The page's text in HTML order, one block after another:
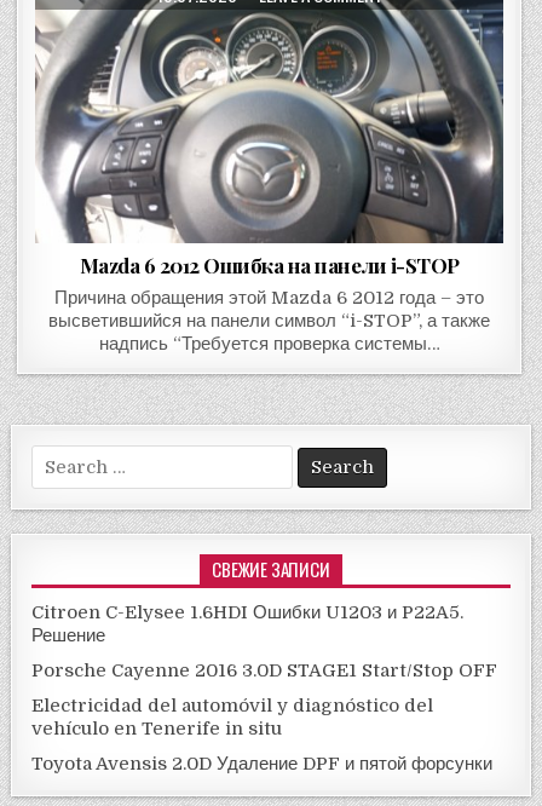
Mazda 6 2012 Ошибка на панели i-STOP
Причина обращения этой Mazda 6 2012 года – это
высветившийся на панели символ “i-STOP”, а также
надпись “Требуется проверка системы…
Search
for:
СВЕЖИЕ ЗАПИСИ
Citroen C-Elysee 1.6HDI Ошибки U1203 и P22A5.
Решение
Porsche Cayenne 2016 3.0D STAGE1 Start/Stop OFF
Electricidad del automóvil y diagnóstico del
vehículo en Tenerife in situ
Toyota Avensis 2.0D Удаление DPF и пятой форсунки